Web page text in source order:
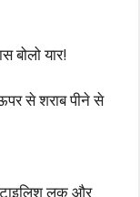
बोलो यार!
से शराब पीने से
लुक और